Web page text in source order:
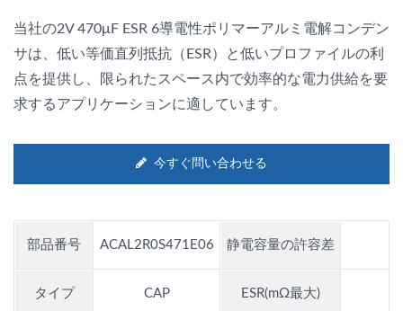
当社の2V 470μF ESR 6導電性ポリマーアルミ電解コンデン
サは、低い等価直列抵抗（ESR）と低いプロファイルの利
点を提供し、限られたスペース内で効率的な電力供給を要
求するアプリケーションに適しています。
今すぐ問い合わせる
部品番号 ACAL2R0S471E06 静電容量の許容差
タイプ CAP ESR(mΩ最大)